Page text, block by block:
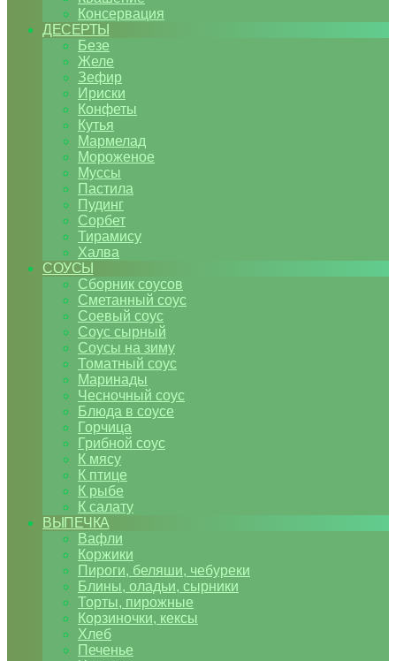
Консервация
ДЕСЕРТЫ
Безе
Желе
Зефир
Ириски
Конфеты
Кутья
Мармелад
Мороженое
Муссы
Пастила
Пудинг
Сорбет
Тирамису
Халва
СОУСЫ
Сборник соусов
Сметанный соус
Соевый соус
Соус сырный
Соусы на зиму
Томатный соус
Маринады
Чесночный соус
Блюда в соусе
Горчица
Грибной соус
К мясу
К птице
К рыбе
К салату
ВЫПЕЧКА
Вафли
Коржики
Пироги, беляши, чебуреки
Блины, оладьи, сырники
Торты, пирожные
Корзиночки, кексы
Хлеб
Печенье